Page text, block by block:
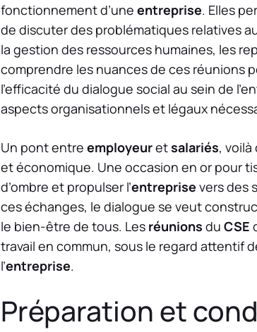
fonctionnement d’une entreprise. Elles
de discuter des problématiques relatives
la gestion des ressources humaines, les
comprendre les nuances de ces réunions
l’efficacité du dialogue social au sein de
aspects organisationnels et légaux
Un pont entre employeuretsalariés,
et économique. Une occasion en or pour
d’ombre et propulser l’entreprise vers des
ces échanges, le dialogue se veut
le bien-être de tous. Les réunions du CSE
travail en commun, sous le regard attentif
l’entreprise.
Préparation et